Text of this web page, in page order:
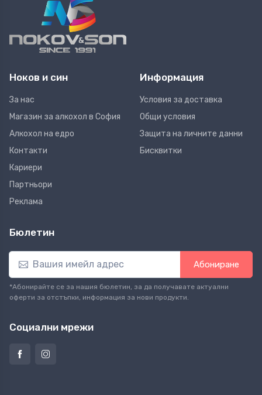
Ноков и син
За нас
Магазин за алкохол в София
Алкохол на едро
Контакти
Кариери
Партньори
Реклама
Информация
Условия за доставка
Общи условия
Защита на личните данни
Бисквитки
Бюлетин
Абониране
*Абонирайте се за нашия бюлетин, за да получавате актуални
оферти за отстъпки, информация за нови продукти.
Социални мрежи